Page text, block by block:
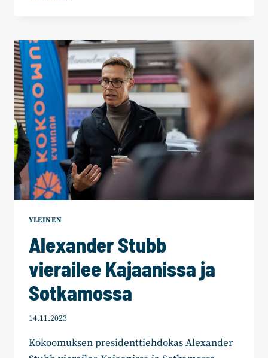
SAADA
YKSINÄÄN
ENEMMISTÖN
TULEVAN
ALUEVALTUUSTON
PAIKOISTA
YLEINEN
Alexander Stubb
vierailee Kajaanissa ja
Sotkamossa
14.11.2023
Kokoomuksen presidenttiehdokas Alexander